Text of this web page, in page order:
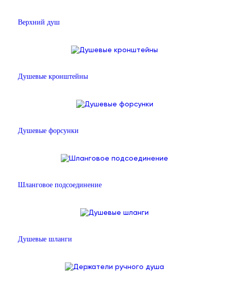
Верхний душ
Душевые кронштейны
Душевые форсунки
Шланговое подсоединение
Душевые шланги